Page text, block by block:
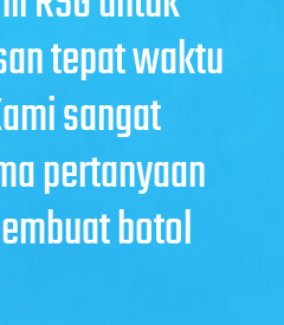
tepat waktu
sangat
pertanyaan
botol